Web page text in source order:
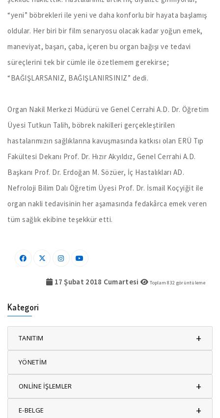
“yeni” böbrekleri ile yeni ve daha konforlu bir hayata başlamış
oldular. Her biri bir film senaryosu olacak kadar yoğun emek,
maneviyat, başarı, çaba, içeren bu organ bağışı ve tedavi
süreçlerini tek bir cümle ile özetlemem gerekirse;
“BAĞIŞLARSANIZ, BAĞIŞLANIRSINIZ” dedi.
Organ Nakil Merkezi Müdürü ve Genel Cerrahi A.D. Dr. Öğretim
Üyesi Tutkun Talih, böbrek nakilleri gerçekleştirilen
hastalarımızın sağlıklarına kavuşmasında katkısı olan ERÜ Tıp
Fakültesi Dekanı Prof. Dr. Hızır Akyıldız, Genel Cerrahi A.D.
Başkanı Prof. Dr. Erdoğan M. Sözüer, İç Hastalıkları AD.
Nefroloji Bilim Dalı Öğretim Üyesi Prof. Dr. İsmail Koçyiğit ile
organ nakli tedavisinin her aşamasında fedakârca emek veren
tüm sağlık ekibine teşekkür etti.
17 Şubat 2018 Cumartesi Toplam832 görüntüleme
Kategori
TANITIM +
YÖNETİM
ONLİNE İŞLEMLER +
E-BELGE +